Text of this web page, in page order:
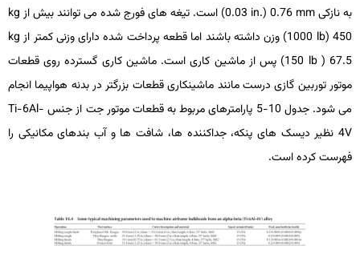
به نازکیmm
in.
kg
450 (
lb
kg
67.5 (
lb
150) پس از ماشین­ کاری است. ماشین ­کاری گسترده­ روی قطعات
موتور توربین گازی درست مانند ماشین­کاری قطعات بزرگ­تر در بدنه هواپیما انجام
می­ شود. جدول 10-5 پارامترهای مربوط به قطعات موتور جت از جنس
Ti-6Al-
4V نظیر دیسک ­های پنکه، جداکننده ­ها، شافت­ ها و آب بندهای مکانیکی را
فهرست کرده است.